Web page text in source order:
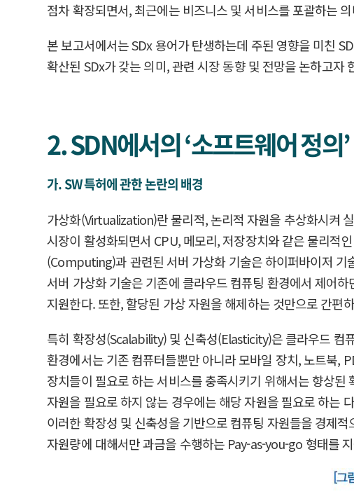
점차 확장되면서, 최근에는 비즈니스 및 서비스를 포괄하는
본 보고서에서는 SDx 용어가 탄생하는데 주된 영향을 미친
확산된 SDx가 갖는 의미, 관련 시장 동향 및 전망을 논하고자
2. SDN에서의 ‘소프트웨어 정의
가. SW 특허에 관한 논란의 배경
가상화(Virtualization)란 물리적, 논리적 자원을 추상화시켜
시장이 활성화되면서 CPU, 메모리, 저장장치와 같은 물리적
(Computing)과 관련된 서버 가상화 기술은 하이퍼바이저 기
서버 가상화 기술은 기존에 클라우드 컴퓨팅 환경에서 제어
지원한다. 또한, 할당된 가상 자원을 해제하는 것만으로 간편
특히 확장성(Scalability) 및 신축성(Elasticity)은 클라우드 컴
환경에서는 기존 컴퓨터들뿐만 아니라 모바일 장치, 노트북,
장치들이 필요로 하는 서비스를 충족시키기 위해서는 향상
자원을 필요로 하지 않는 경우에는 해당 자원을 필요로 하는
이러한 확장성 및 신축성을 기반으로 컴퓨팅 자원들을 경제
자원량에 대해서만 과금을 수행하는 Pay-as-you-go 형태를